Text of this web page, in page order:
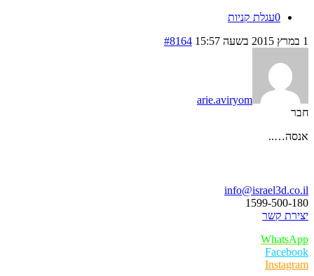
0עגלת קניות
1 במרץ 2015 בשעה 15:57
#8164
arie.aviryom
חבר
אנסה…..
info@israel3d.co.il
1599-500-180
יצירת קשר
WhatsApp
Facebook
Instagram